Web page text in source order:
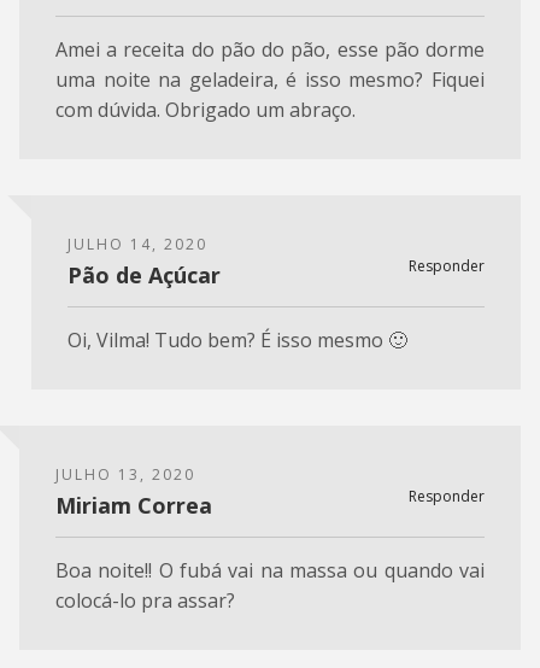
Amei a receita do pão do pão, esse pão dorme
uma noite na geladeira, é isso mesmo? Fiquei
com dúvida. Obrigado um abraço.
JULHO 14, 2020
Responder
Pão de Açúcar
Oi, Vilma! Tudo bem? É isso mesmo 🙂
JULHO 13, 2020
Responder
Miriam Correa
Boa noite!! O fubá vai na massa ou quando vai
colocá-lo pra assar?